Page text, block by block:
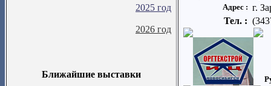
2025 год
2026 год
Ближайшие выставки
Адрес : г.
Тел. :